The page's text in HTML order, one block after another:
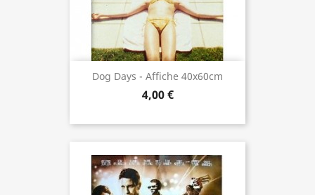
Dog Days - Affiche 40x60cm
4,00 €